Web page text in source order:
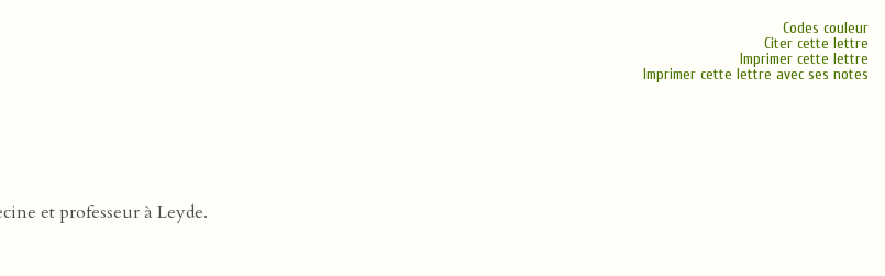
Codes couleur
Citer cette lettre
Imprimer cette lettre
Imprimer cette lettre avec ses notes
et professeur à Leyde.